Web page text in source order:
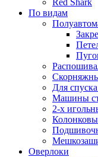
Red Shark
По видам
Для
Машины
2-х
Оверлоки